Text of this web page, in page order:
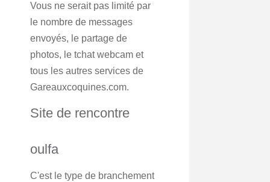
Vous ne serait pas limité par
le nombre de messages
envoyés, le partage de
photos, le tchat webcam et
tous les autres services de
Gareauxcoquines.com.
Site de rencontre
oulfa
C'est le type de branchement